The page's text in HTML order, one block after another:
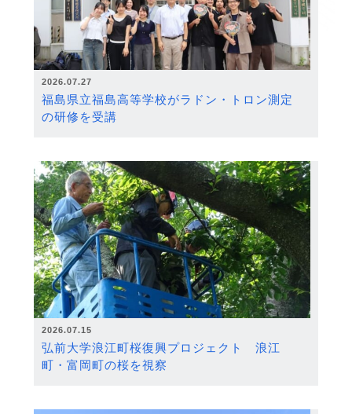
2026.07.27
福島県立福島高等学校がラドン・トロン測定
の研修を受講
2026.07.15
弘前大学浪江町桜復興プロジェクト 浪江
町・富岡町の桜を視察